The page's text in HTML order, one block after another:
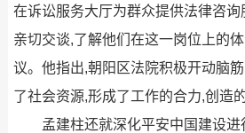
在诉讼服务大厅为群众提供法律咨
亲切交谈,了解他们在这一岗位上的
议。他指出,朝阳区法院积极开动脑
了社会资源,形成了工作的合力,创造
孟建柱还就深化平安中国建设进